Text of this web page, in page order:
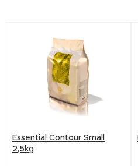
Essential Contour Small
2,5kg